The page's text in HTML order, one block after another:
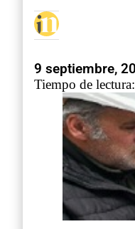
9 septiembre,
Tiempo de